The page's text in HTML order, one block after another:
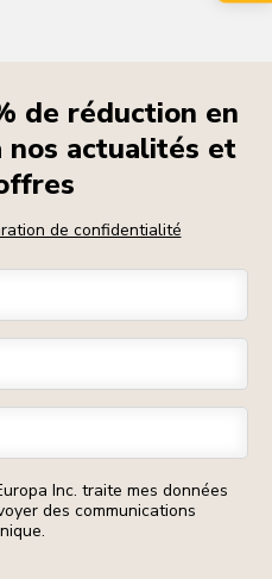
de réduction en
nos actualités et
de confidentialité
Inc. traite mes données
des communications